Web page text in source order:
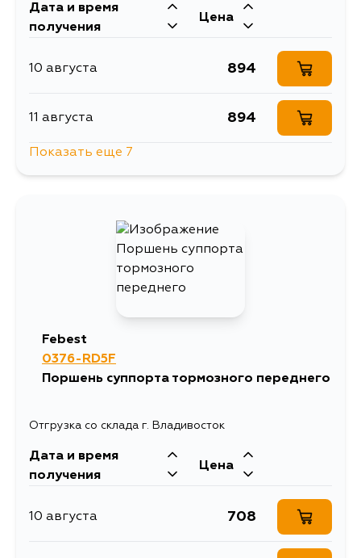
Дата и время
получения
Цена
10 августа 894
11 августа 894
1086
30 августа
5 сентября 894
Показать еще 7
Febest
0376-RD5F
Поршень суппорта тормозного переднего
Отгрузка со склада г. Владивосток
Дата и время
получения
Цена
10 августа 708